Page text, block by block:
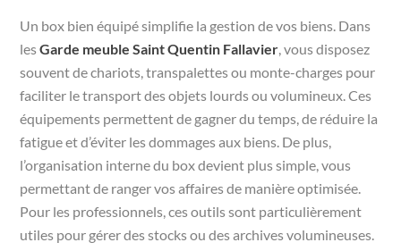
Un box bien équipé simplifie la gestion de vos biens. Dans
lesGarde meuble Saint Quentin Fallavier, vous disposez
souvent de chariots, transpalettes ou monte-charges pour
faciliter le transport des objets lourds ou volumineux. Ces
équipements permettent de gagner du temps, de réduire la
fatigue et d’éviter les dommages aux biens. De plus,
l’organisation interne du box devient plus simple, vous
permettant de ranger vos affaires de manière optimisée.
Pour les professionnels, ces outils sont particulièrement
utiles pour gérer des stocks ou des archives volumineuses.